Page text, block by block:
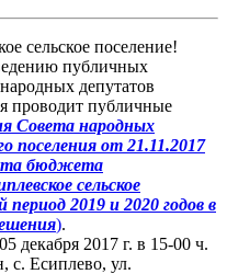
сельское поселение!
публичных
депутатов
проводит публичные
Совета народных
поселения от 21.11.2017
бюджета
сельское
период 2019 и 2020 годов в
).
декабря 2017 г. в 15-00 ч.
с. Есиплево, ул.